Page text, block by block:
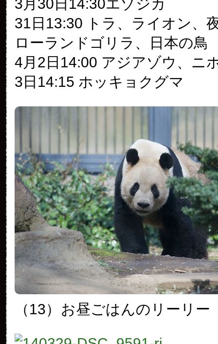
3月30日14:30エゾジカ
31日13:30 トラ、ライオン、
ローランドゴリラ、日本の鳥
4月2日14:00 アジアゾウ、ニ
3日14:15 ホッキョクグマ
（13） お昼ごはんのリーリー